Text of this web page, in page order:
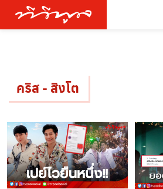
คริส - สิงโต